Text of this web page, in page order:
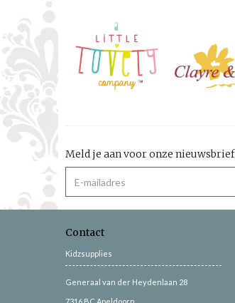
Meld je aan voor onze nieuwsbrief
Contact
Kidzsupplies
Generaal van der Heydenlaan 28